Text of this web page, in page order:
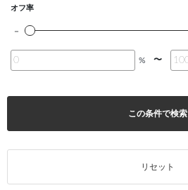
オフ率
% 〜
この条件で検索
リセット